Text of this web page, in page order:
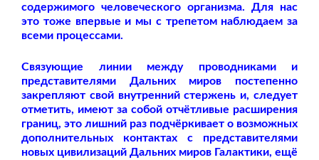
содержимого человеческого организма. Для нас
это тоже впервые и мы с трепетом наблюдаем за
всеми процессами.
Связующие линии между проводниками и
представителями Дальних миров постепенно
закрепляют свой внутренний стержень и, следует
отметить, имеют за собой отчётливые расширения
границ, это лишний раз подчёркивает о возможных
дополнительных контактах с представителями
новых цивилизаций Дальних миров Галактики, ещё